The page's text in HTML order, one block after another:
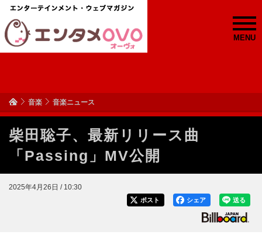
MENU
音楽 音楽ニュース
柴田聡子、最新リリース曲
「Passing」MV公開
2025年4月26日 / 10:30
送る
シェア
ポスト